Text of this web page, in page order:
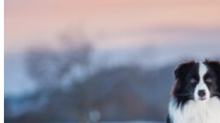
08|01|2022 – Fate, Broad­me­a­dows Hig­her Love